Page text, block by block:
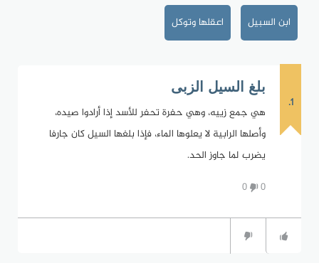
ابن السبيل اعقلها وتوكل
1.
بلغ السيل الزبى
هي جمع زييه، وهي حفرة تحفر للأسد إذا أرادوا صيده،
وأصلها الرابية لا يعلوها الماء، فإذا بلغها السيل كان جارفا
يضرب لما جاوز الحد.
0
0